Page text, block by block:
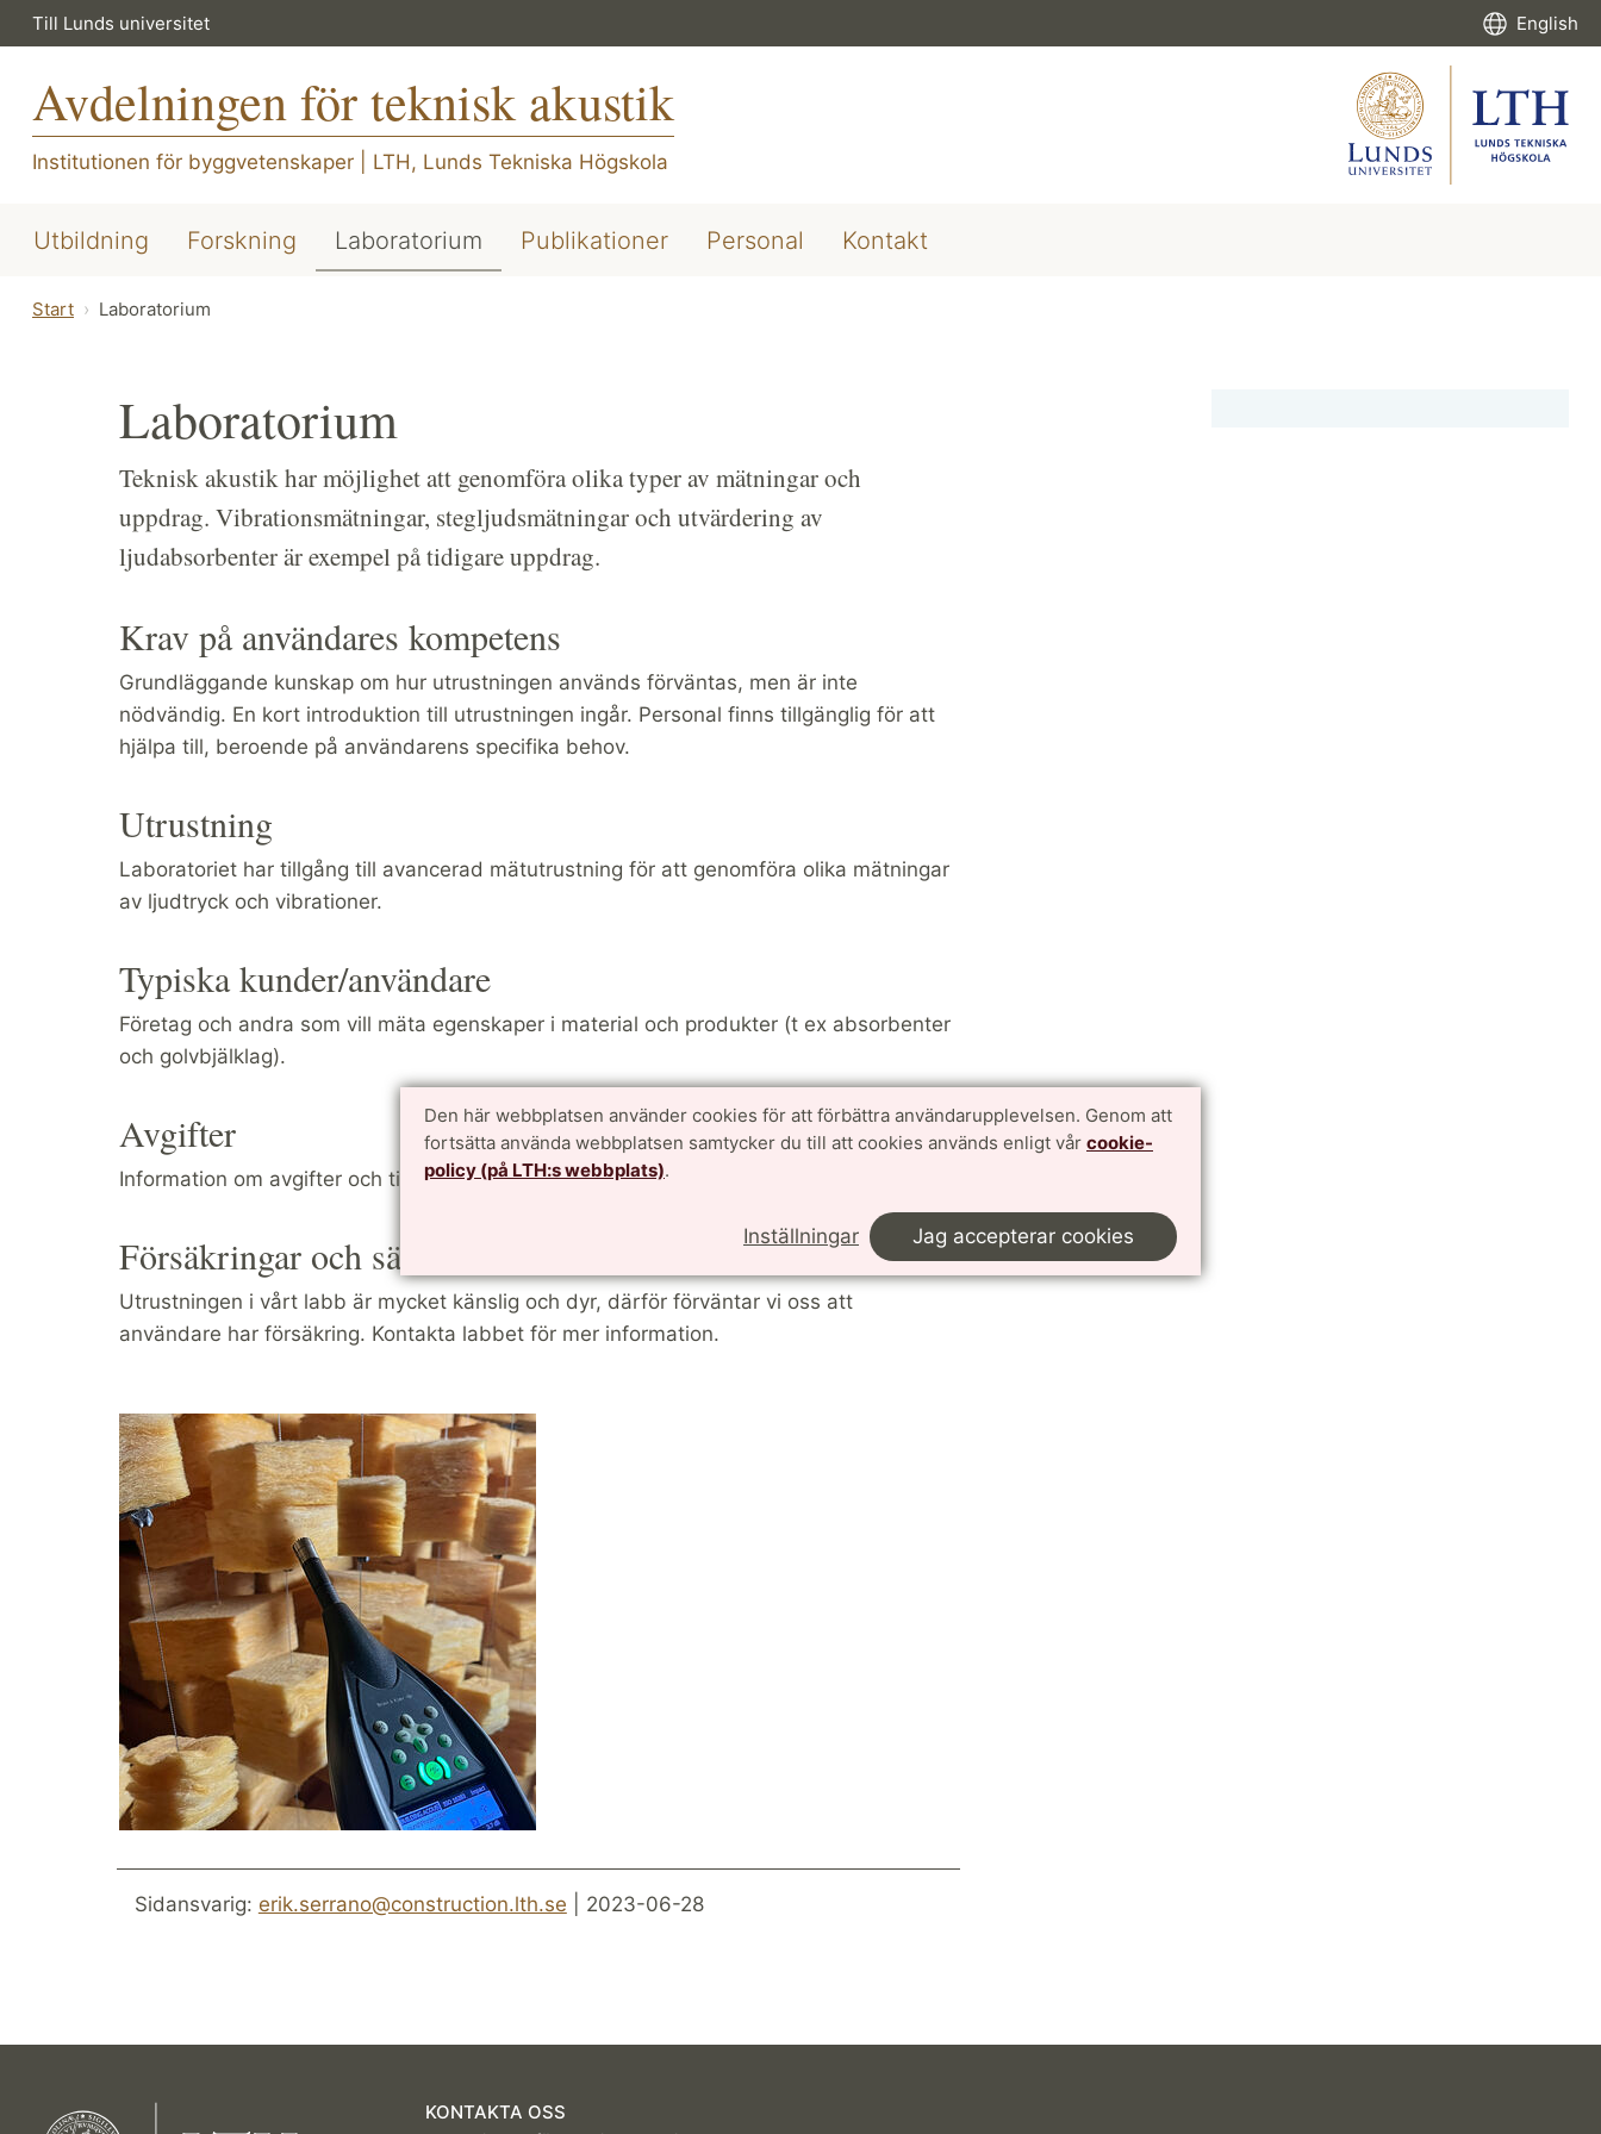
Den här webbplatsen använder cookies för att förbättra användarupplevelsen. Genom att
fortsätta använda webbplatsen samtycker du till att cookies används enligt vår cookie-
policy (på LTH:s webbplats).
Inställningar Jag accepterar cookies
Till Lunds universitet English
Avdelningen för teknisk akustik
Institutionen för byggvetenskaper LTH, Lunds Tekniska Högskola
Utbildning Forskning Laboratorium Publikationer Personal Kontakt
Start Laboratorium
Laboratorium
Teknisk akustik har möjlighet att genomföra olika typer av mätningar och
uppdrag. Vibrationsmätningar, stegljudsmätningar och utvärdering av
ljudabsorbenter är exempel på tidigare uppdrag.
Krav på användares kompetens
Grundläggande kunskap om hur utrustningen används förväntas, men är inte
nödvändig. En kort introduktion till utrustningen ingår. Personal finns tillgänglig för att
hjälpa till, beroende på användarens specifika behov.
Utrustning
Laboratoriet har tillgång till avancerad mätutrustning för att genomföra olika mätningar
av ljudtryck och vibrationer.
Typiska kunder/användare
Företag och andra som vill mäta egenskaper i material och produkter (t ex absorbenter
och golvbjälklag).
Avgifter
Information om avgifter och tillgänglighet kan fås på förfrågan.
Försäkringar och säkerhet
Utrustningen i vårt labb är mycket känslig och dyr, därför förväntar vi oss att
användare har försäkring. Kontakta labbet för mer information.
Sidansvarig: erik.serrano@construction.lth.se | 2023-06-28
KONTAKTA OSS